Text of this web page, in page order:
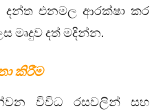
දන්ත එනමල ආරක්ෂා කර
මෘදුව දත් මදින්න.
කිරීම
විවිධ රසවලින් සහ